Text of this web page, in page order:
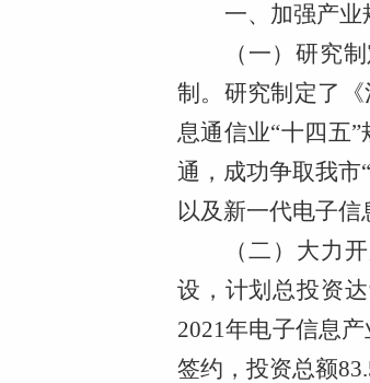
一、加强产
（一）研究
制。研究制定了
息通信业“十四五
通，成功争取我市
以及新一代电子信
（二）大力
设，计划总投资
2021年电子信息
签约，投资总额